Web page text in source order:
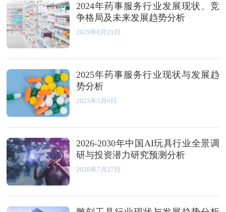
2024年药事服务行业发展现状、竞
争格局及未来发展趋势分析
2025年8月21日
2025年药事服务行业现状与发展趋
势分析
2025年5月6日
2026-2030年中国AI玩具行业全景调
研与投资潜力研究预测分析
2026年7月27日